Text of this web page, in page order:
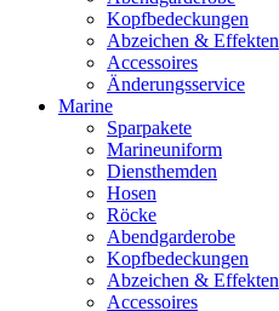
Kopfbedeckungen
Abzeichen & Effekten
Accessoires
Änderungsservice
Marine
Sparpakete
Marineuniform
Diensthemden
Hosen
Röcke
Abendgarderobe
Kopfbedeckungen
Abzeichen & Effekten
Accessoires